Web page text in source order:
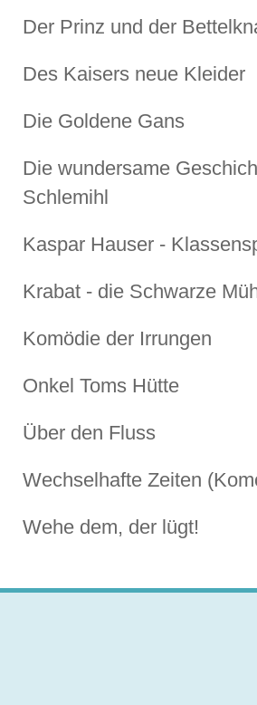
Der Prinz und der
Des Kaisers neue Kleider
Die Goldene Gans
Die wundersame
Schlemihl
Kaspar Hauser -
Krabat - die Schwarze
Komödie der Irrungen
Onkel Toms Hütte
Über den Fluss
Wechselhafte Zeiten
Wehe dem, der lügt!